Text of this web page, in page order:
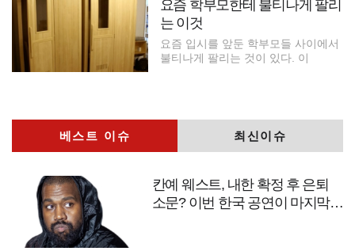
요즘 학부모한테 불티나게 팔리
는 이것
요즘 입시를 앞둔 학부모들 사이에서
불티나게 팔리는 것이 있다. 이
베스트 이슈 최신이슈
칸예 웨스트, 내한 확정 후 은퇴
소문? 이번 한국 공연이 마지막